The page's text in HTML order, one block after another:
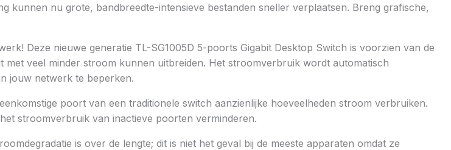
nu grote, bandbreedte-intensieve bestanden sneller verplaatsen. Breng grafische,
Deze nieuwe generatie TL-SG1005D 5-poorts Gigabit Desktop Switch is voorzien van de
veel minder stroom kunnen uitbreiden. Het stroomverbruik wordt automatisch
jouw netwerk te beperken.
poort van een traditionele switch aanzienlijke hoeveelheden stroom verbruiken.
stroomverbruik van inactieve poorten verminderen.
is over de lengte; dit is niet het geval bij de meeste apparaten omdat ze